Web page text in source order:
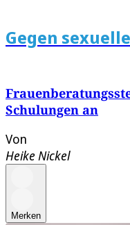
Gegen
Schulungen an
Von
Heike Nickel
Merken